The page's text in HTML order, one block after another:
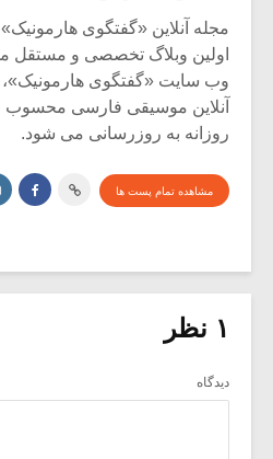
اولین وبلاگ تخصصی و مستقل
وب سایت «گفتگوی هارمونیک»،
آنلاین موسیقی فارسی
روزانه به روزرسانی می شود.
مشاهده تمام پست ها
۱ نظر
دیدگاه